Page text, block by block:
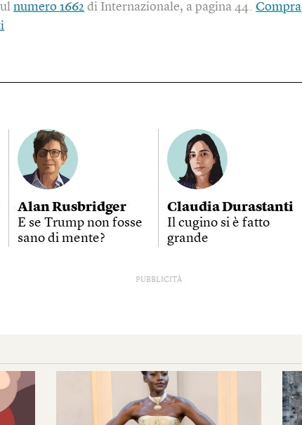
numero 1662 di Internazionale, a pagina 44.Compra
Alan Rusbridger
E se Trump non fosse
sano di mente?
Claudia Durastanti
Il cugino si è fatto
grande
PUBBLICITÀ